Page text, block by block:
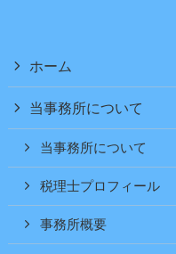
ホーム
当事務所について
当事務所について
税理士プロフィール
事務所概要